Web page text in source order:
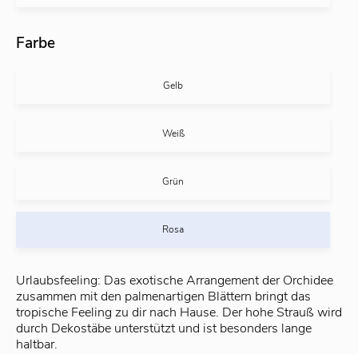
Farbe
Gelb
Weiß
Grün
Rosa
Urlaubsfeeling: Das exotische Arrangement der Orchidee
zusammen mit den palmenartigen Blättern bringt das
tropische Feeling zu dir nach Hause. Der hohe Strauß wird
durch Dekostäbe unterstützt und ist besonders lange
haltbar.